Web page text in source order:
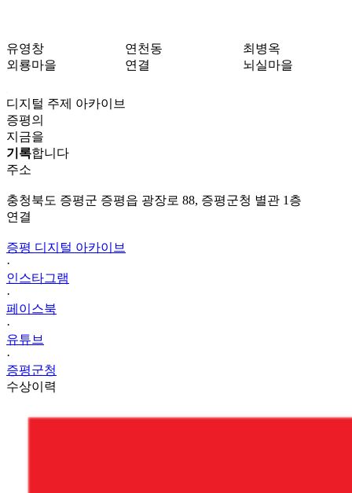
유영창
외룡마을
연천동
연결
최병옥
뇌실마을
디지털 주제 아카이브
증평의
지금을
기록합니다
주소
충청북도 증평군 증평읍 광장로 88, 증평군청 별관 1층
연결
증평 디지털 아카이브
·
인스타그램
·
페이스북
·
유튜브
·
증평군청
수상이력